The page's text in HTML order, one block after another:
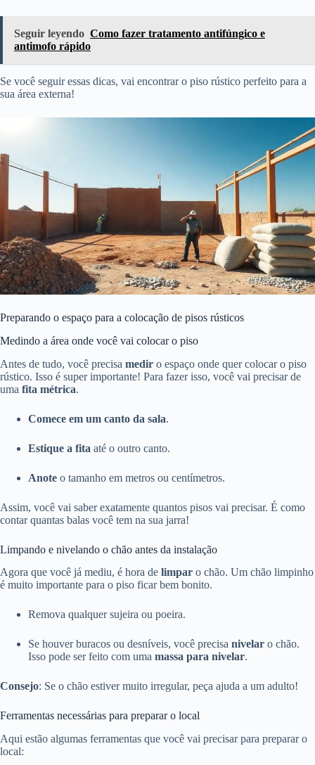
Seguir leyendo Como fazer tratamento antifúngico e
antimofo rápido
Se você seguir essas dicas, vai encontrar o piso rústico perfeito para a
sua área externa!
Preparando o espaço para a colocação de pisos rústicos
Medindo a área onde você vai colocar o piso
Antes de tudo, você precisa medir o espaço onde quer colocar o piso
rústico. Isso é super importante! Para fazer isso, você vai precisar de
uma fita métrica.
Comece em um canto da sala.
Estique a fita até o outro canto.
Anote o tamanho em metros ou centímetros.
Assim, você vai saber exatamente quantos pisos vai precisar. É como
contar quantas balas você tem na sua jarra!
Limpando e nivelando o chão antes da instalação
Agora que você já mediu, é hora de limpar o chão. Um chão limpinho
é muito importante para o piso ficar bem bonito.
Remova qualquer sujeira ou poeira.
Se houver buracos ou desníveis, você precisa nivelar o chão.
Isso pode ser feito com uma massa para nivelar.
Consejo: Se o chão estiver muito irregular, peça ajuda a um adulto!
Ferramentas necessárias para preparar o local
Aqui estão algumas ferramentas que você vai precisar para preparar o
local: